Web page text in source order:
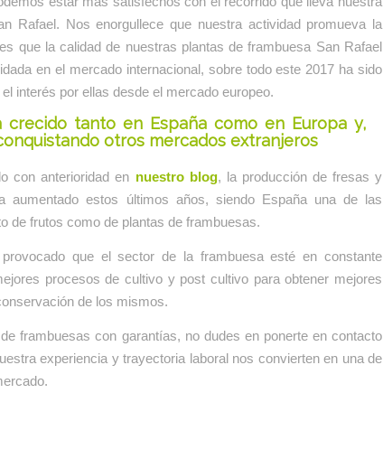
Rafael. Nos enorgullece que nuestra actividad promueva la
que la calidad de nuestras plantas de frambuesa San Rafael
en el mercado internacional, sobre todo este 2017 ha sido
interés por ellas desde el mercado europeo.
crecido tanto en España como en Europa y,
otros mercados extranjeros
con anterioridad en nuestro blog, la producción de fresas y
aumentado estos últimos años, siendo España una de las
de frutos como de plantas de frambuesas.
que el sector de la frambuesa esté en constante
procesos de cultivo y post cultivo para obtener mejores
de los mismos.
frambuesas con garantías, no dudes en ponerte en contacto
experiencia y trayectoria laboral nos convierten en una de